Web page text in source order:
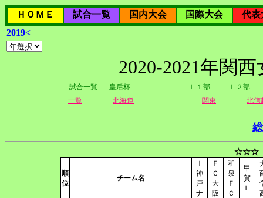
ＨＯＭＥ 試合一覧 国内大会 国際大会
代表
2019<
2020-2021年関
試合一覧 皇后杯 Ｌ１部
Ｌ２部
一覧
北海道 関東 北信
☆☆☆
順
位
チーム名
Ｉ
神
戸
ナ
Ｆ
Ｃ
大
阪
和
泉
Ｆ
Ｃ
甲
賀
Ｌ